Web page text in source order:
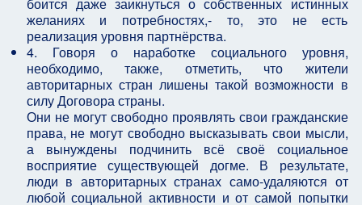
желаниях и потребностях,- то, это не есть
реализация уровня партнёрства.
4. Говоря о наработке социального уровня,
необходимо, также, отметить, что жители
авторитарных стран лишены такой возможности в
силу Договора страны.
Они не могут свободно проявлять свои гражданские
права, не могут свободно высказывать свои мысли,
а вынуждены подчинить всё своё социальное
восприятие существующей догме. В результате,
люди в авторитарных странах само-удаляются от
любой социальной активности и от самой попытки